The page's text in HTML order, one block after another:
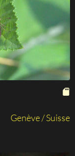
Genève / Suisse